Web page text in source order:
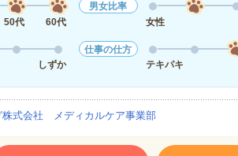
50代 60代
男女比率
女性
しずか
仕事の仕方
テキパキ
株式会社 メディカルケア事業部